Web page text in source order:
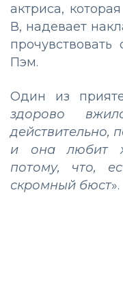
актриса,
В, надевает
Пэм.
Один из
здорово
действительно,
и она любит
потому, что,
скромный бюст».